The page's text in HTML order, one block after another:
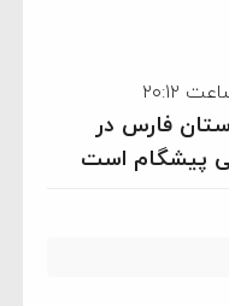
فارس در
پیشگام است